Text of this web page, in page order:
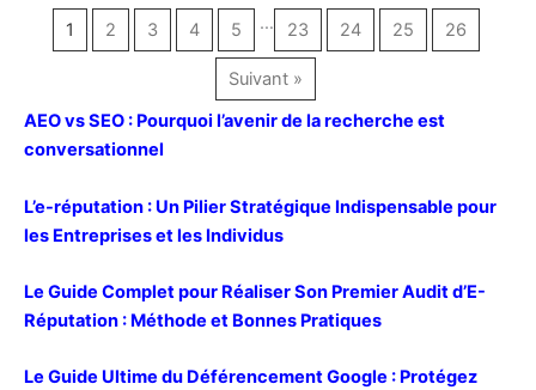
1 2 3 4 5 … 23 24 25 26
Suivant »
AEO vs SEO : Pourquoi l’avenir de la recherche est
conversationnel
L’e-réputation : Un Pilier Stratégique Indispensable pour
les Entreprises et les Individus
Le Guide Complet pour Réaliser Son Premier Audit d’E-
Réputation : Méthode et Bonnes Pratiques
Le Guide Ultime du Déférencement Google : Protégez